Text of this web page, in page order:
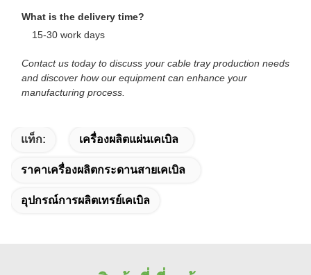
What is the delivery time?
15-30 work days
Contact us today to discuss your cable tray production needs
and discover how our equipment can enhance your
manufacturing process.
แท็ก: เครื่องผลิตแผ่นเคเบิล
ราคาเครื่องผลิตกระดานสายเคเบิล
อุปกรณ์การผลิตเทรย์เคเบิล